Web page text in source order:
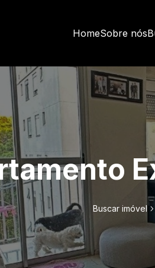
HomeSobre nós
Buscar imóvel